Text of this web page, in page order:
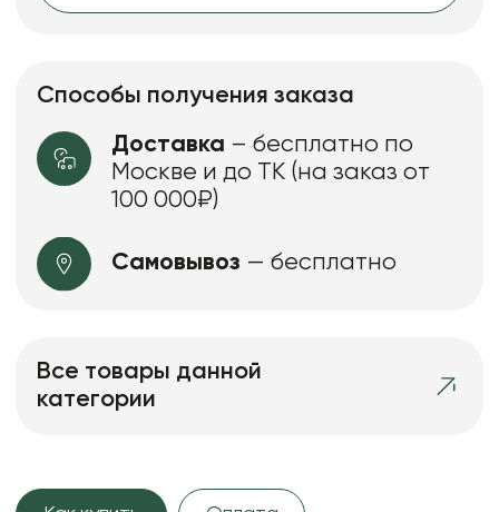
Способы получения заказа
Доставка – бесплатно по
Москве и до ТК (на заказ от
100 000₽)
Самовывоз — бесплатно
Все товары данной
категории